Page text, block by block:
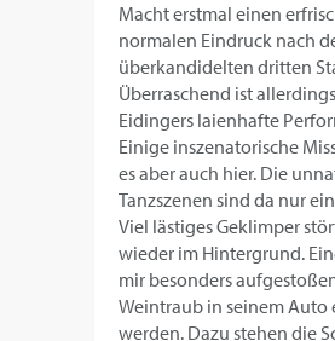
Macht erstmal einen
normalen Eindruck nach
überkandidelten dritten
Überraschend ist
Eidingers laienhafte
Einige inszenatorische
es aber auch hier. Die
Tanzszenen sind da nur
Viel lästiges Geklimper
wieder im Hintergrund.
mir besonders
Weintraub in seinem Auto
werden. Dazu stehen die